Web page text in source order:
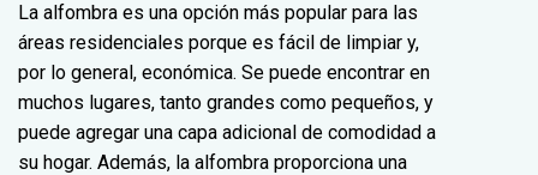
La alfombra es una opción más popular para las
áreas residenciales porque es fácil de limpiar y,
por lo general, económica. Se puede encontrar en
muchos lugares, tanto grandes como pequeños, y
puede agregar una capa adicional de comodidad a
su hogar. Además, la alfombra proporciona una